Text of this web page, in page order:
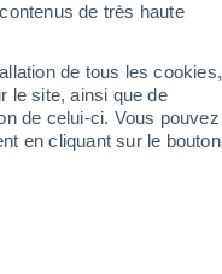
de très haute
de tous les cookies,
le site, ainsi que de
de celui-ci. Vous pouvez
en cliquant sur le bouton